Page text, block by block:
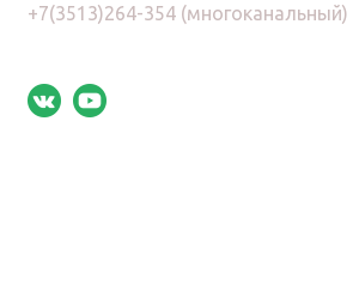
+7(3513)264-354 (многоканальный)